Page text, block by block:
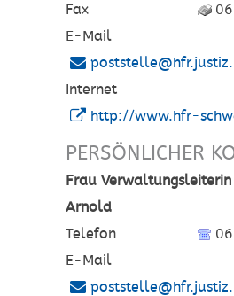
Fax
E-Mail
Internet
http://www.hfr-
PERSÖNLICHER
Frau Verwaltungsleiterin
Arnold
Telefon
E-Mail